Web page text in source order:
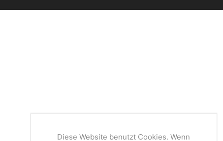
Diese Website benutzt Cookies. Wenn